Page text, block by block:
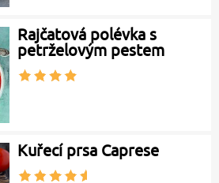
Rajčatová polévka s
petrželovým pestem
Kuřecí prsa Caprese